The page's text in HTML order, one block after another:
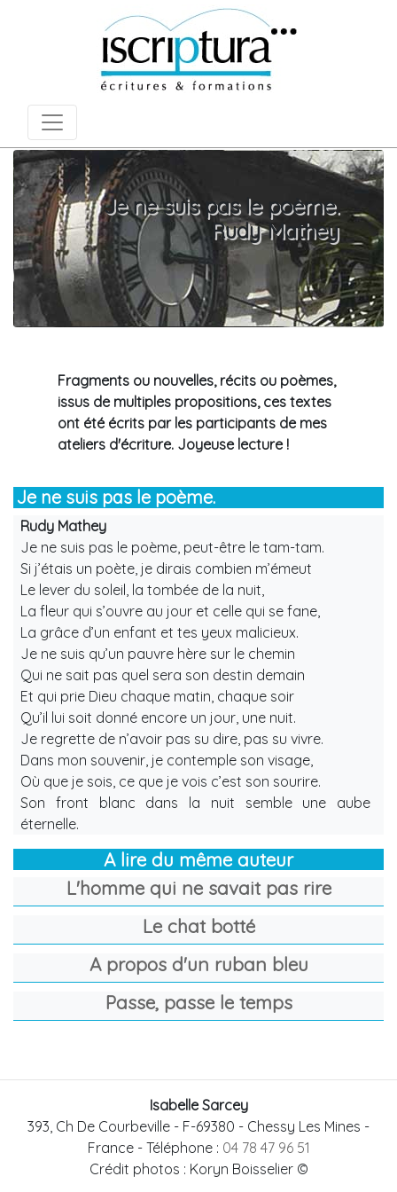
Je ne suis pas le poème.
Rudy Mathey
Fragments ou nouvelles, récits ou poèmes,
issus de multiples propositions, ces textes
ont été écrits par les participants de mes
ateliers d'écriture. Joyeuse lecture !
Je ne suis pas le poème.
Rudy Mathey
Je ne suis pas le poème, peut-être le tam-tam.
Si j’étais un poète, je dirais combien m’émeut
Le lever du soleil, la tombée de la nuit,
La fleur qui s’ouvre au jour et celle qui se fane,
La grâce d’un enfant et tes yeux malicieux.
Je ne suis qu’un pauvre hère sur le chemin
Qui ne sait pas quel sera son destin demain
Et qui prie Dieu chaque matin, chaque soir
Qu’il lui soit donné encore un jour, une nuit.
Je regrette de n’avoir pas su dire, pas su vivre.
Dans mon souvenir, je contemple son visage,
Où que je sois, ce que je vois c’est son sourire.
Son front blanc dans la nuit semble une aube
éternelle.
A lire du même auteur
L'homme qui ne savait pas rire
Le chat botté
A propos d'un ruban bleu
Passe, passe le temps
Isabelle Sarcey
393, Ch De Courbeville - F-69380 - Chessy Les Mines -
France - Téléphone : 04 78 47 96 51
Crédit photos : Koryn Boisselier ©